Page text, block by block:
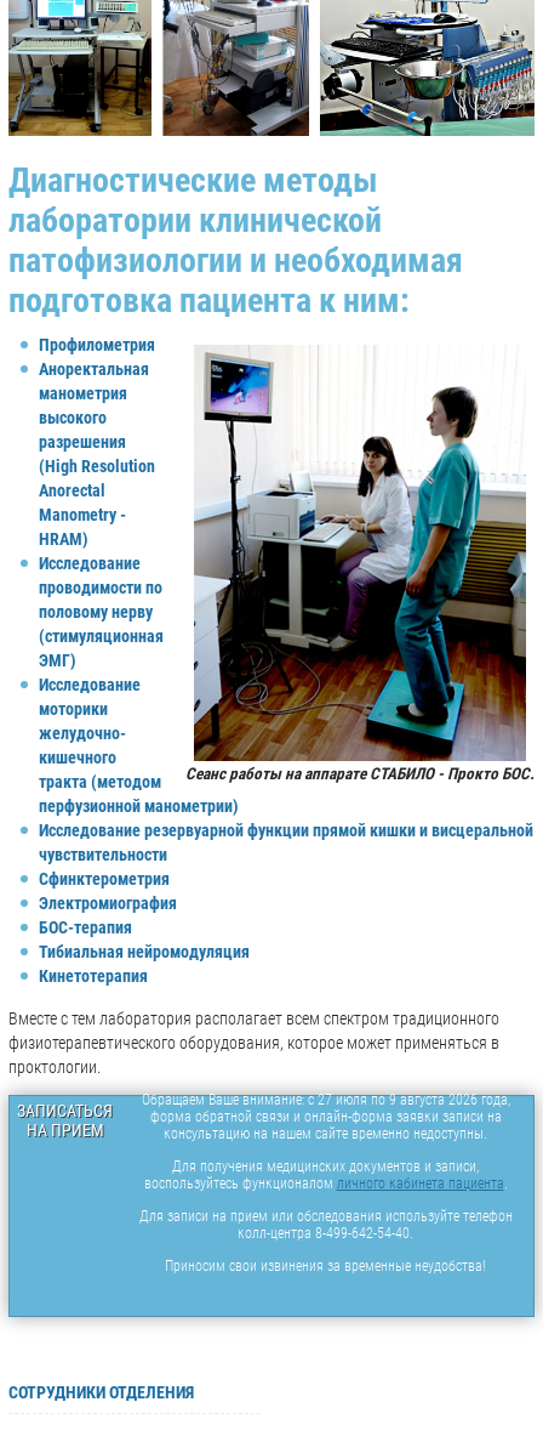
Диагностические методы
лаборатории клинической
патофизиологии и необходимая
подготовка пациента к ним:
Сеанс работы на аппарате СТАБИЛО - Прокто БОС.
Профилометрия
Аноректальная
манометрия
высокого
разрешения
(High Resolution
Anorectal
Manometry -
HRAM)
Исследование
проводимости по
половому нерву
(стимуляционная
ЭМГ)
Исследование
моторики
желудочно-
кишечного
тракта (методом
перфузионной манометрии)
Исследование резервуарной функции прямой кишки и висцеральной
чувствительности
Сфинктерометрия
Электромиография
БОС-терапия
Тибиальная нейромодуляция
Кинетотерапия
Вместе с тем лаборатория располагает всем спектром традиционного
физиотерапевтического оборудования, которое может применяться в
проктологии.
ЗАПИСАТЬСЯ
НА ПРИЕМ
Обращаем Ваше внимание: с 27 июля по 9 августа 2026 года,
форма обратной связи и онлайн-форма заявки записи на
консультацию на нашем сайте временно недоступны.
Для получения медицинских документов и записи,
воспользуйтесь функционалом личного кабинета пациента.
Для записи на прием или обследования используйте телефон
колл-центра 8-499-642-54-40.
Приносим свои извинения за временные неудобства!
СОТРУДНИКИ ОТДЕЛЕНИЯ